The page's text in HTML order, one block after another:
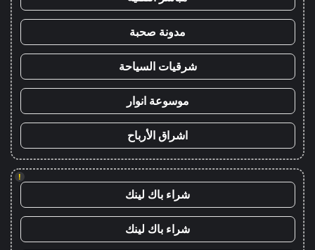
مدونة صحبة
شرقيات السياحة
موسوعة انوار
اشراق الأرباح
!
شراء باك لينك
شراء باك لينك